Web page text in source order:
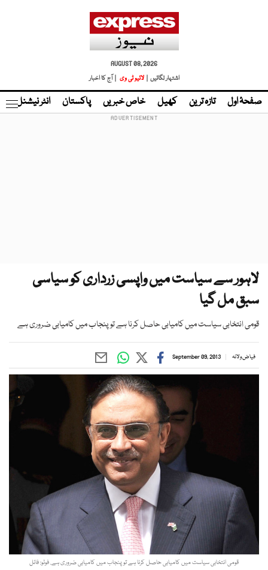
AUGUST 08, 2026
اشتہار لگائیں |
لائیو ٹی وی | آج کا اخبار
صفحۂ اول تازہ ترین کھیل خاص خبریں پاکستان انٹر نیشنل
لاہور سے سیاست میں واپسی زرداری کو سیاسی
سبق مل گیا
قومی انتخابی سیاست میں کامیابی حاصل کرنا ہے تو پنجاب میں کامیابی ضروری ہے
فیاض ولانہ September 09, 2013
قومی انتخابی سیاست میں کامیابی حاصل کرنا ہے تو پنجاب میں کامیابی ضروری ہے. فوٹو: فائل